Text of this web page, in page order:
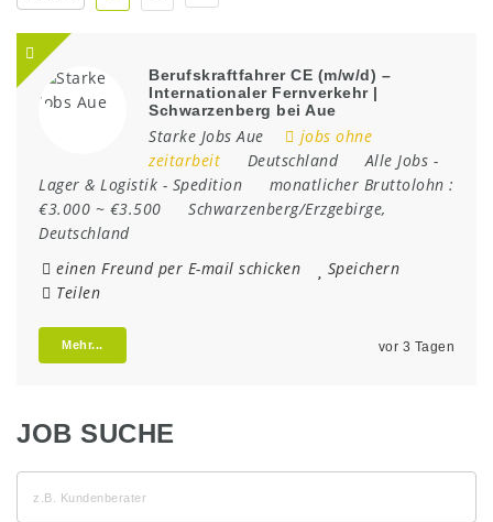
Berufskraftfahrer CE (m/w/d) –
Internationaler Fernverkehr |
Schwarzenberg bei Aue
Starke Jobs Aue
jobs ohne
zeitarbeit
Deutschland Alle Jobs -
Lager & Logistik - Spedition
monatlicher Bruttolohn :
€3.000 ~ €3.500
Schwarzenberg/Erzgebirge,
Deutschland
einen Freund per E-mail schicken
Speichern
Teilen
Mehr... vor 3 Tagen
JOB SUCHE
z.B.
Kundenberater